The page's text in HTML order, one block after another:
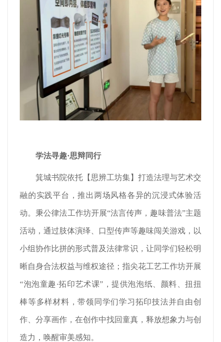
学法寻趣·思辩同行
箕城书院依托【思辨工坊集】打造法理与艺术交
融的实践平台，推出两场风格各异的沉浸式体验活
动。秉公律法工作坊开展“法言传声，趣味普法”主题
活动，通过肢体演绎、口型传声等趣味闯关游戏，以
小组协作比拼的形式普及法律常识，让同学们轻松明
晰自身合法权益与维权途径；指尖花工艺工作坊开展
“泡泡童趣·拓印艺术课”，提供泡泡纸、颜料、扭扭
棒等多样材料，带领同学们学习拓印技法并自由创
作、分享画作，在创作中找回童真，释放想象力与创
造力，唤醒审美感知。